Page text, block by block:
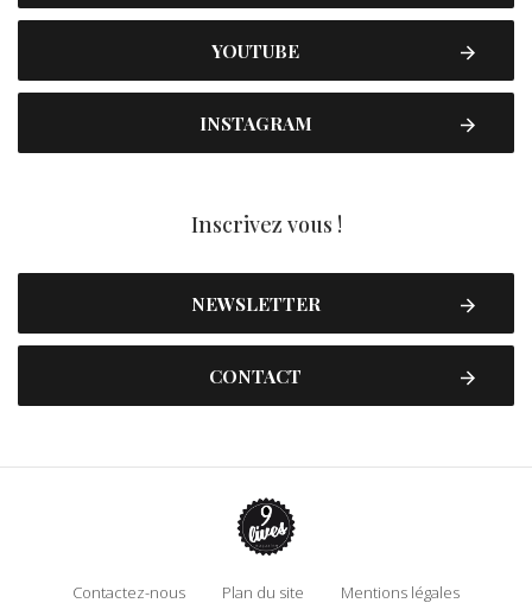
YOUTUBE
INSTAGRAM
Inscrivez vous !
NEWSLETTER
CONTACT
Contactez-nous Plan du site Mentions légales